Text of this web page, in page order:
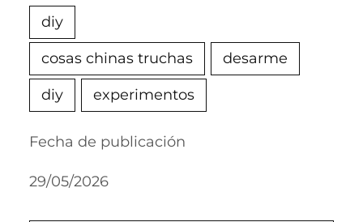
diy
cosas chinas truchas desarme
diy experimentos
Fecha de publicación
29/05/2026